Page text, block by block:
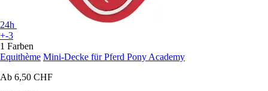
24h
+-3
1 Farben
Equithème Mini-Decke für Pferd Pony Academy
Ab 6,50 CHF